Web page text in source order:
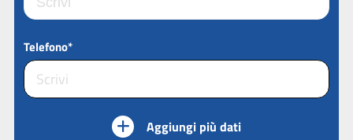
Telefono*
Aggiungi più dati